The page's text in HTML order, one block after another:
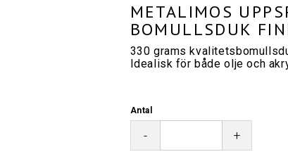
METALIMOS
BOMULLSDUK
330 grams
Idealisk för både olje och
Antal
- +